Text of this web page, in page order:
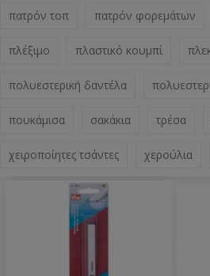
πατρόν τοπ πατρόν φορεμάτων
πλέξιμο πλαστικό κουμπί
πολυεστερική δαντέλα
πουκάμισα σακάκια τρέσα
χειροποίητες τσάντες χερούλια